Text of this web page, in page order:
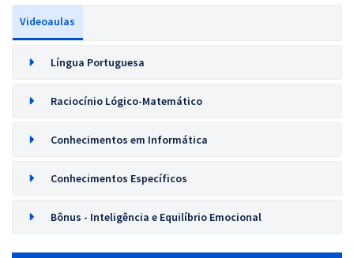
Videoaulas
Língua Portuguesa
Raciocínio Lógico-Matemático
Conhecimentos em Informática
Conhecimentos Específicos
Bônus - Inteligência e Equilíbrio Emocional